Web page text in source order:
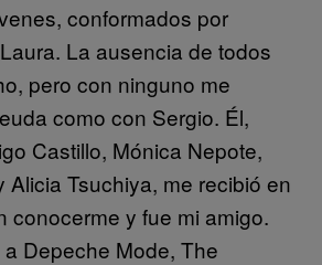
conformados por
La ausencia de todos
pero con ninguno me
como con Sergio. Él,
Castillo, Mónica Nepote,
Alicia Tsuchiya, me recibió en
conocerme y fue mi amigo.
Depeche Mode, The